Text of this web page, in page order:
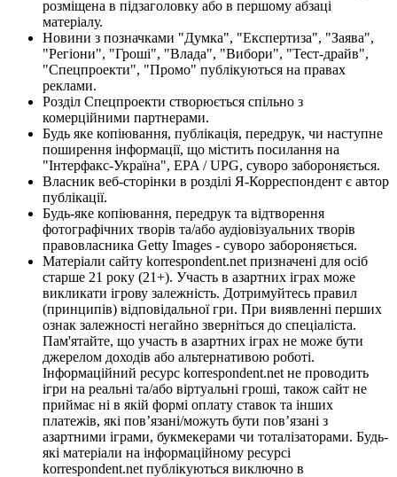
розміщена в підзаголовку або в першому абзаці
матеріалу.
Новини з позначками "Думка", "Експертиза", "Заява",
"Регіони", "Гроші", "Влада", "Вибори", "Тест-драйв",
"Спецпроекти", "Промо" публікуються на правах
реклами.
Розділ Спецпроекти створюється спільно з
комерційними партнерами.
Будь яке копіювання, публікація, передрук, чи наступне
поширення інформації, що містить посилання на
"Інтерфакс-Україна", EPA / UPG, суворо забороняється.
Власник веб-сторінки в розділі Я-Корреспондент є автор
публікації.
Будь-яке копіювання, передрук та відтворення
фотографічних творів та/або аудіовізуальних творів
правовласника Getty Images - суворо забороняється.
Матеріали сайту korrespondent.net призначені для осіб
старше 21 року (21+). Участь в азартних іграх може
викликати ігрову залежність. Дотримуйтесь правил
(принципів) відповідальної гри. При виявленні перших
ознак залежності негайно зверніться до спеціаліста.
Пам'ятайте, що участь в азартних іграх не може бути
джерелом доходів або альтернативою роботі.
Інформаційний ресурс korrespondent.net не проводить
ігри на реальні та/або віртуальні гроші, також сайт не
приймає ні в якій формі оплату ставок та інших
платежів, які пов’язані/можуть бути пов’язані з
азартними іграми, букмекерами чи тоталізаторами. Будь-
які матеріали на інформаційному ресурсі
korrespondent.net публікуються виключно в